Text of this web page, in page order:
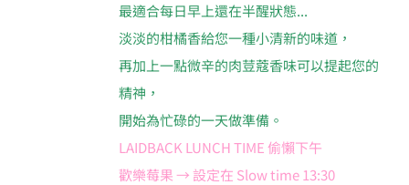
最適合每日早上還在半醒狀態...
淡淡的柑橘香給您一種小清新的味道，
再加上一點微辛的肉荳蔻香味可以提起您的
精神，
開始為忙碌的一天做準備。
LAIDBACK LUNCH TIME 偷懶下午
歡樂莓果 → 設定在 Slow time 13:30